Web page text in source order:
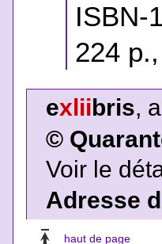
ISBN-
224
exlii bris,
©
Voir le
Adresse
haut de page